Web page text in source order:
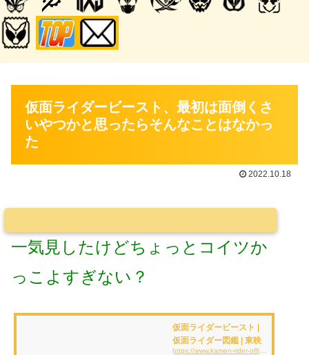
仮面ライダービースト、最初は面倒くさ
いやつかと思ったらそんなことはなかっ
た
2022.10.18
一気見したけどちょっとコイツか
っこよすぎない？
仮面ライダービースト |
仮面ライダー図鑑 | 東映